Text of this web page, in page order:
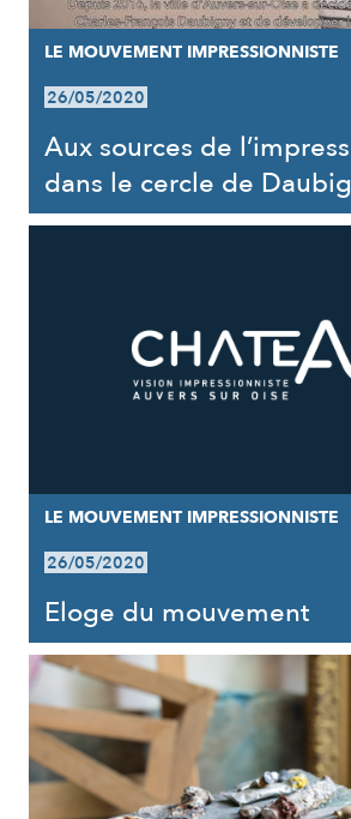
LE MOUVEMENT IMPRESSIONNISTE
26/05/2020
Aux sources de
dans le cercle de
LE MOUVEMENT IMPRESSIONNISTE
26/05/2020
Eloge du mouvement